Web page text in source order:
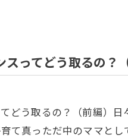
ってどう取るの？（
どう取るの？（前編）
て真っただ中のママと